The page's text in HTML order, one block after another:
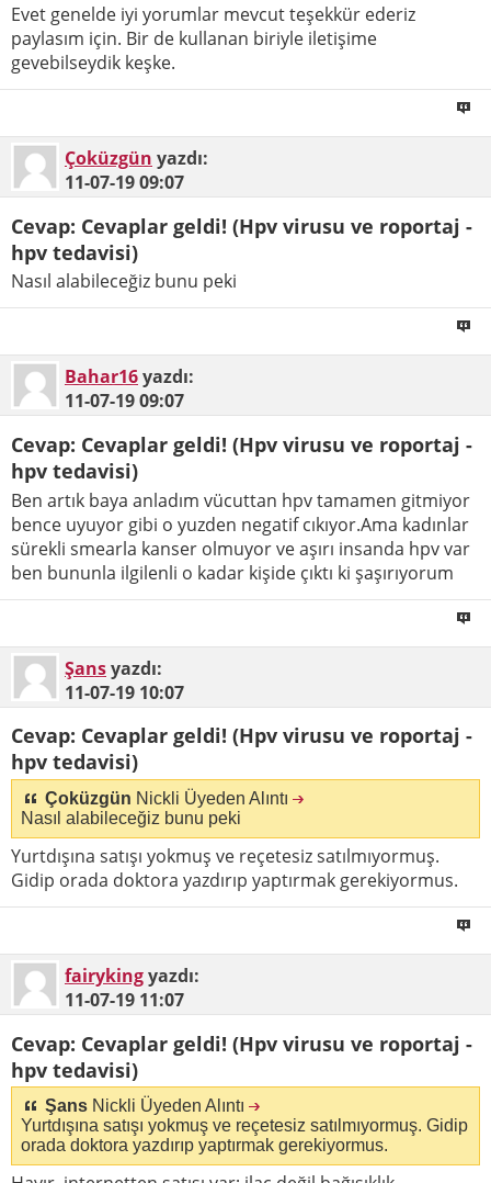
Evet genelde iyi yorumlar mevcut teşekkür ederiz
paylasım için. Bir de kullanan biriyle iletişime
gevebilseydik keşke.
Çoküzgün yazdı:
11-07-1909:07
Cevap: Cevaplar geldi! (Hpv virusu ve roportaj -
hpv tedavisi)
Nasıl alabileceğiz bunu peki
Bahar16yazdı:
11-07-1909:07
Cevap: Cevaplar geldi! (Hpv virusu ve roportaj -
hpv tedavisi)
Ben artık baya anladım vücuttan hpv tamamen gitmiyor
bence uyuyor gibi o yuzden negatif cıkıyor.Ama kadınlar
sürekli smearla kanser olmuyor ve aşırı insanda hpv var
ben bununla ilgilenli o kadar kişide çıktı ki şaşırıyorum
Şansyazdı:
11-07-19 10:07
Cevap: Cevaplar geldi! (Hpv virusu ve roportaj -
hpv tedavisi)
Çoküzgün Nickli Üyeden Alıntı
Nasıl alabileceğiz bunu peki
Yurtdışına satışı yokmuş ve reçetesiz satılmıyormuş.
Gidip orada doktora yazdırıp yaptırmak gerekiyormus.
fairykingyazdı:
11-07-19 11:07
Cevap: Cevaplar geldi! (Hpv virusu ve roportaj -
hpv tedavisi)
Şans Nickli Üyeden Alıntı
Yurtdışına satışı yokmuş ve reçetesiz satılmıyormuş. Gidip
orada doktora yazdırıp yaptırmak gerekiyormus.